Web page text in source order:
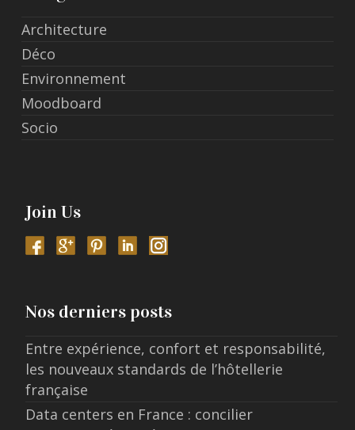
Architecture
Déco
Environnement
Moodboard
Socio
Join Us
Nos derniers posts
Entre expérience, confort et responsabilité,
les nouveaux standards de l’hôtellerie
française
Data centers en France : concilier